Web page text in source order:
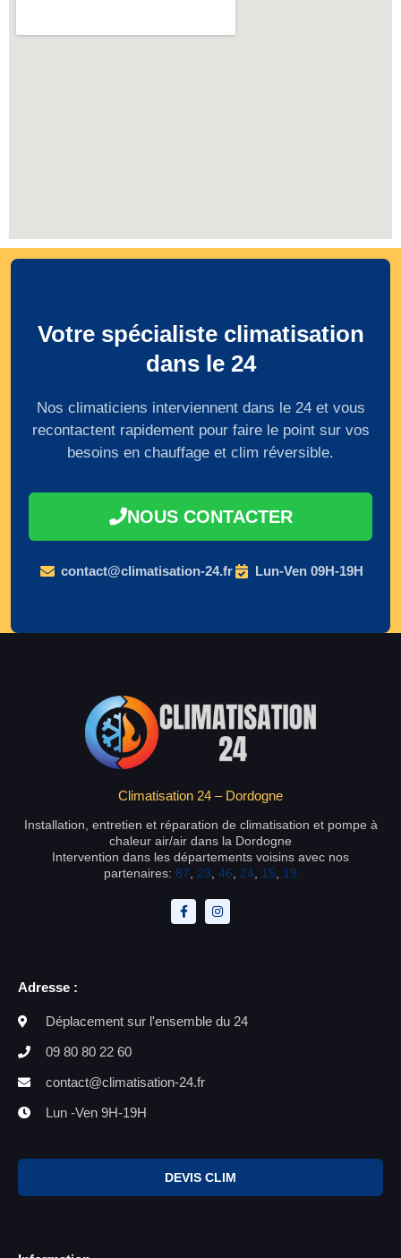
Votre spécialiste climatisation
dans le 24
Nos climaticiens interviennent dans le 24 et vous
recontactent rapidement pour faire le point sur vos
besoins en chauffage et clim réversible.
NOUS CONTACTER
contact@climatisation-24.fr Lun-Ven 09H-19H
Climatisation 24 – Dordogne
Installation, entretien et réparation de climatisation et pompe à
chaleur air/air dans la Dordogne
Intervention dans les départements voisins avec nos
partenaires: 87 23 46 24 15 19
Adresse :
Déplacement sur l'ensemble du 24
09 80 80 22 60
contact@climatisation-24.fr
Lun -Ven 9H-19H
DEVIS CLIM